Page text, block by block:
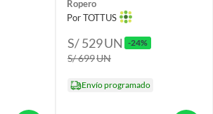
Ropero
Por TOTTUS
S/ 529UN -24%
S/ 699UN
Envío programado